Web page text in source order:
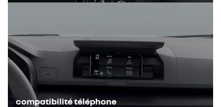
compatibilité téléphone